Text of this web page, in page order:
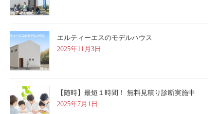
エルティーエスのモデルハウス
2025年11月3日
【随時】最短１時間！ 無料見積り診断実施中
2025年7月1日